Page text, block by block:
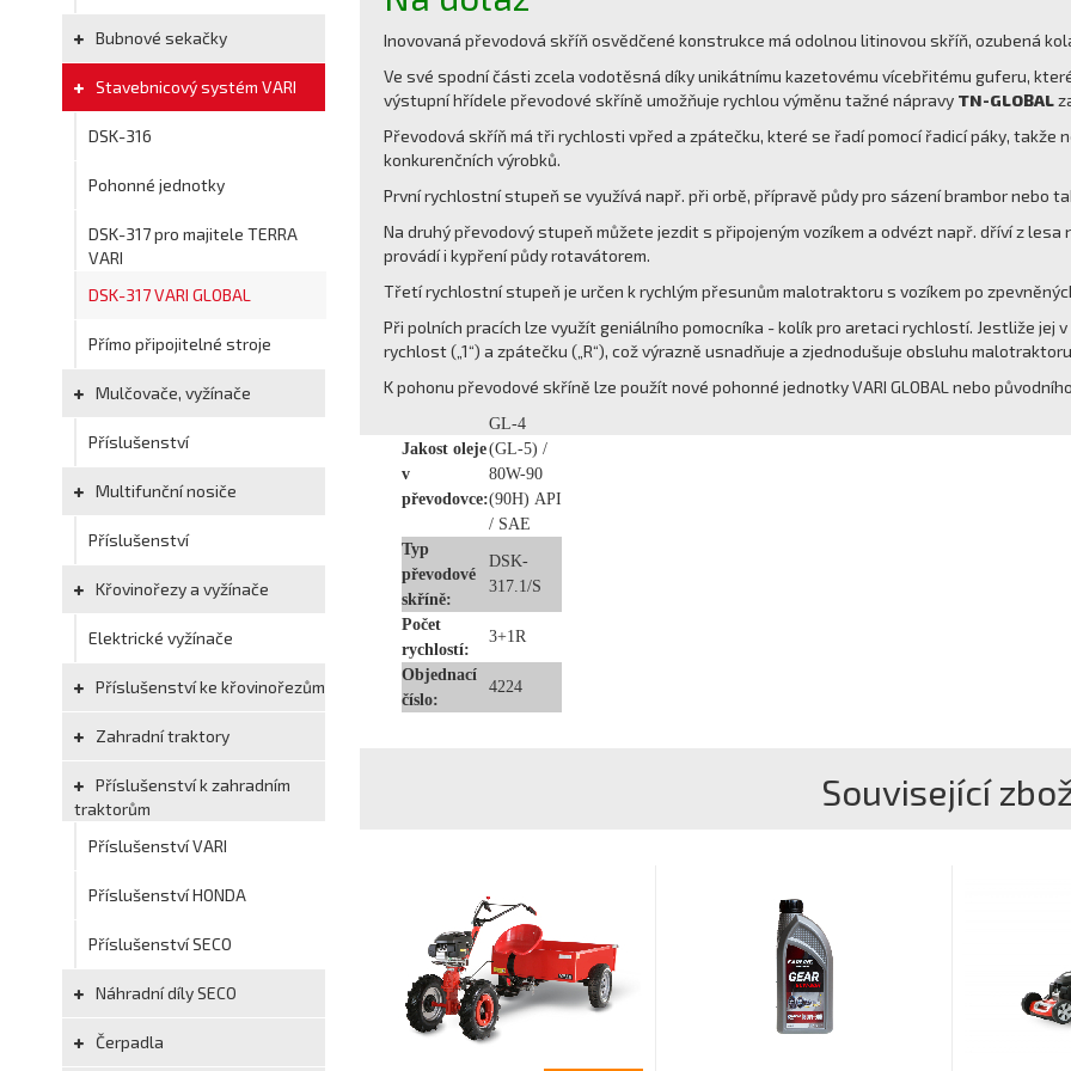
Bubnové sekačky
Stavebnicový systém VARI
DSK-316
Pohonné jednotky
DSK-317 pro majitele TERRA
VARI
DSK-317 VARI GLOBAL
Přímo připojitelné stroje
Mulčovače, vyžínače
Příslušenství
Multifunční nosiče
Příslušenství
Křovinořezy a vyžínače
Elektrické vyžínače
Příslušenství ke křovinořezům
Zahradní traktory
Příslušenství k zahradním
traktorům
Příslušenství VARI
Příslušenství HONDA
Příslušenství SECO
Náhradní díly SECO
Čerpadla
Inovovaná převodová skříň osvědčené konstrukce má odolnou litinovou skříň, ozubená
Ve své spodní části zcela vodotěsná díky unikátnímu kazetovému vícebřitému guferu,
výstupní hřídele převodové skříně umožňuje rychlou výměnu tažné nápravy TN-GLOBAL
Převodová skříň má tři rychlosti vpřed a zpátečku, které se řadí pomocí řadicí páky, takže
konkurenčních výrobků.
První rychlostní stupeň se využívá např. při orbě, přípravě půdy pro sázení brambor nebo
Na druhý převodový stupeň můžete jezdit s připojeným vozíkem a odvézt např. dříví z lesa
provádí i kypření půdy rotavátorem.
Třetí rychlostní stupeň je určen k rychlým přesunům malotraktoru s vozíkem po
Při polních pracích lze využít geniálního pomocníka - kolík pro aretaci rychlostí. Jestliže jej
rychlost („1“) a zpátečku („R“), což výrazně usnadňuje a zjednodušuje obsluhu
K pohonu převodové skříně lze použít nové pohonné jednotky VARI GLOBAL nebo
Jakost oleje
v
převodovce:
GL-4
(GL-5) /
80W-90
(90H) API
/ SAE
Typ
převodové
skříně:
DSK-
317.1/S
Počet
rychlostí:
3+1R
Objednací
číslo:
4224
Související